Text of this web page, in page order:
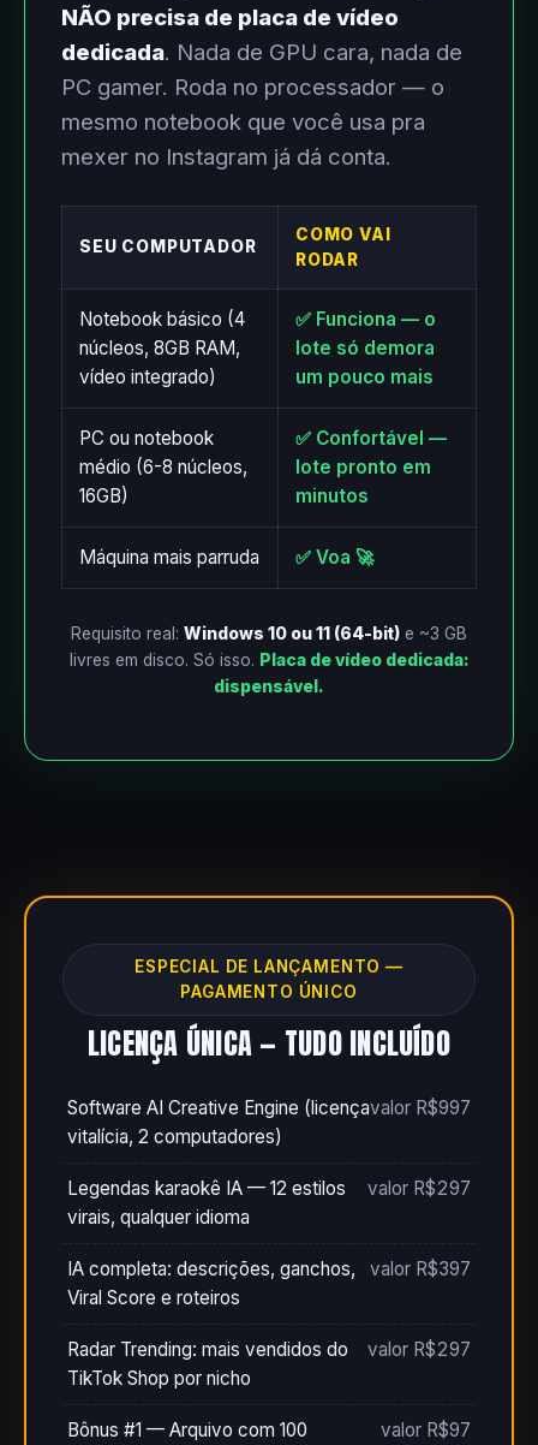
NÃO precisa de placa de vídeo
dedicada. Nada de GPU cara, nada de
PC gamer. Roda no processador — o
mesmo notebook que você usa pra
mexer no Instagram já dá conta.
SEU COMPUTADOR
COMO VAI
RODAR
Notebook básico (4
núcleos, 8GB RAM,
vídeo integrado)
✅ Funciona — o
lote só demora
um pouco mais
PC ou notebook
médio (6-8 núcleos,
16GB)
✅ Confortável —
lote pronto em
minutos
Máquina mais parruda ✅ Voa 🚀
Requisito real: Windows 10 ou 11 (64-bit) e ~3 GB
livres em disco. Só isso. Placa de vídeo dedicada:
dispensável.
ESPECIAL DE LANÇAMENTO —
PAGAMENTO ÚNICO
LICENÇA ÚNICA — TUDO INCLUÍDO
Software AI Creative Engine (licença
vitalícia, 2 computadores)
valor R$997
Legendas karaokê IA — 12 estilos
virais, qualquer idioma
valor R$297
IA completa: descrições, ganchos,
Viral Score e roteiros
valor R$397
Radar Trending: mais vendidos do
TikTok Shop por nicho
valor R$297
Bônus #1 — Arquivo com 100 valor R$97